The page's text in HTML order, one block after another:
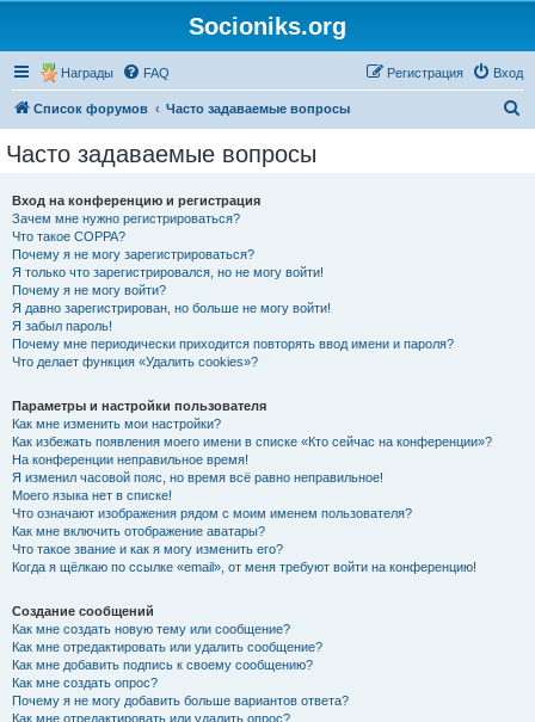
Socioniks.org
Награды FAQ Вход
Регистрация
Список форумов Часто задаваемые вопросы
Часто задаваемые вопросы
Вход на конференцию и регистрация
Зачем мне нужно регистрироваться?
Что такое COPPA?
Почему я не могу зарегистрироваться?
Я только что зарегистрировался, но не могу войти!
Почему я не могу войти?
Я давно зарегистрирован, но больше не могу войти!
Я забыл пароль!
Почему мне периодически приходится повторять ввод имени и пароля?
Что делает функция «Удалить cookies»?
Параметры и настройки пользователя
Как мне изменить мои настройки?
Как избежать появления моего имени в списке «Кто сейчас на конференции»?
На конференции неправильное время!
Я изменил часовой пояс, но время всё равно неправильное!
Моего языка нет в списке!
Что означают изображения рядом с моим именем пользователя?
Как мне включить отображение аватары?
Что такое звание и как я могу изменить его?
Когда я щёлкаю по ссылке «email», от меня требуют войти на конференцию!
Создание сообщений
Как мне создать новую тему или сообщение?
Как мне отредактировать или удалить сообщение?
Как мне добавить подпись к своему сообщению?
Как мне создать опрос?
Почему я не могу добавить больше вариантов ответа?
Как мне отредактировать или удалить опрос?